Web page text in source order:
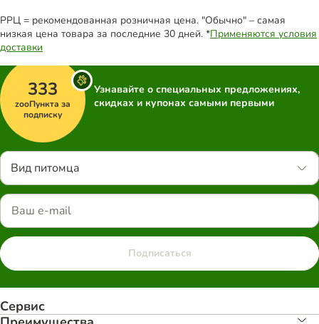
РРЦ = рекомендованная розничная цена. "Обычно" – самая
низкая цена товара за последние 30 дней. *Применяются условия
доставки
333
zooПункта за
подписку
Узнавайте о специальных предложениях,
скидках и купонах самыми первыми
Вид питомца
Подписаться
Сервис